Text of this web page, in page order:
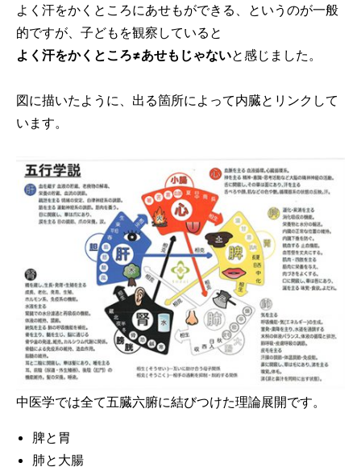
よく汗をかくところにあせもができる、というのが一般
的ですが、子どもを観察していると
よく汗をかくところ≠あせもじゃないと感じました。
図に描いたように、出る箇所によって内臓とリンクして
います。
中医学では全て五臓六腑に結びつけた理論展開です。
脾と胃
肺と大腸